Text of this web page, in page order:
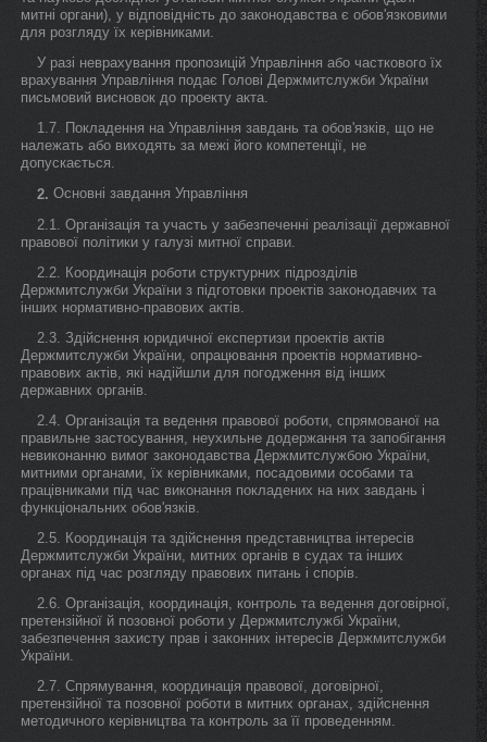
митні органи), у відповідність до законодавства є обов'язковими
для розгляду їх керівниками.
У разі неврахування пропозицій Управління або часткового їх
врахування Управління подає Голові Держмитслужби України
письмовий висновок до проекту акта.
1.7. Покладення на Управління завдань та обов'язків, що не
належать або виходять за межі його компетенції, не
допускається.
2. Основні завдання Управління
2.1. Організація та участь у забезпеченні реалізації державної
правової політики у галузі митної справи.
2.2. Координація роботи структурних підрозділів
Держмитслужби України з підготовки проектів законодавчих та
інших нормативно-правових актів.
2.3. Здійснення юридичної експертизи проектів актів
Держмитслужби України, опрацювання проектів нормативно-
правових актів, які надійшли для погодження від інших
державних органів.
2.4. Організація та ведення правової роботи, спрямованої на
правильне застосування, неухильне додержання та запобігання
невиконанню вимог законодавства Держмитслужбою України,
митними органами, їх керівниками, посадовими особами та
працівниками під час виконання покладених на них завдань і
функціональних обов'язків.
2.5. Координація та здійснення представництва інтересів
Держмитслужби України, митних органів в судах та інших
органах під час розгляду правових питань і спорів.
2.6. Організація, координація, контроль та ведення договірної,
претензійної й позовної роботи у Держмитслужбі України,
забезпечення захисту прав і законних інтересів Держмитслужби
України.
2.7. Спрямування, координація правової, договірної,
претензійної та позовної роботи в митних органах, здійснення
методичного керівництва та контроль за її проведенням.